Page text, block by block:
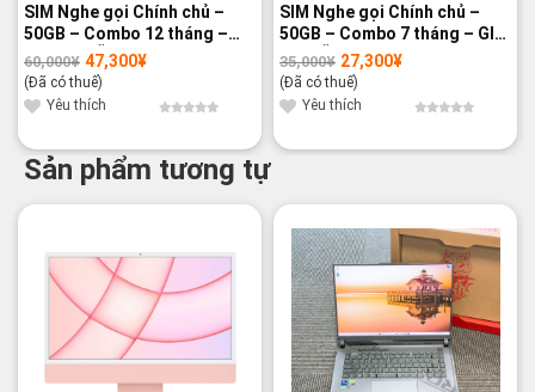
SIM Nghe gọi Chính chủ –
50GB – Combo 12 tháng –
GIÁ ƯU ĐÃI
60,000¥
Giá
gốc
là:
60,000¥.
47,300¥
Giá
hiện
tại
là:
47,300¥.
(Đã có thuế)
Yêu thích
SIM Nghe gọi Chính chủ –
50GB – Combo 7 tháng – GIÁ
ƯU ĐÃI
35,000¥
Giá
gốc
là:
35,000¥.
27,300¥
Giá
hiện
tại
là:
27,300¥.
(Đã có thuế)
Yêu thích
Sản phẩm tương tự